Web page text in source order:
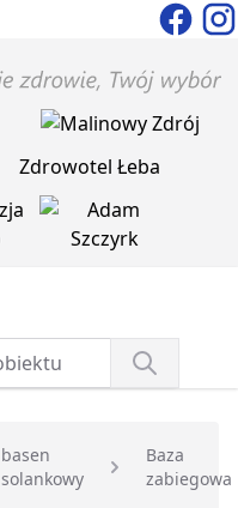
basen
solankowy
Baza
zabiegowa